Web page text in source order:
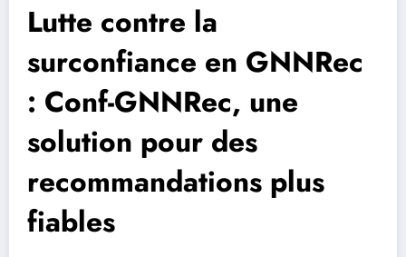
Lutte contre la
surconfiance en GNNRec
: Conf-GNNRec, une
solution pour des
recommandations plus
fiables